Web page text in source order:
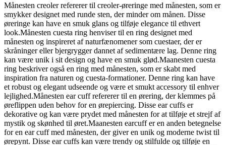
Månesten creoler refererer til creoler-øreringe med månesten, som er
smykker designet med runde sten, der minder om månen. Disse
øreringe kan have en smuk glans og tilføje elegance til ethvert
look.Månesten cuesta ring henviser til en ring designet med
månesten og inspireret af naturfænomener som cuestaer, der er
skråninger eller bjergrygger dannet af sedimentære lag. Denne ring
kan være unik i sit design og have en smuk glød.Maanesten cuesta
ring beskriver også en ring med månesten, som er skabt med
inspiration fra naturen og cuesta-formationer. Denne ring kan have
et robust og elegant udseende og være et smukt accessory til enhver
lejlighed.Månesten ear cuff refererer til en ørering, der klemmes på
øreflippen uden behov for en ørepiercing. Disse ear cuffs er
dekorative og kan være prydet med månesten for at tilføje et strejf af
mystik og skønhed til øret.Maanesten earcuff er en anden betegnelse
for en ear cuff med månesten, der giver en unik og moderne twist til
ørepynt. Disse ear cuffs kan være trendy og stilfulde og tilføje en